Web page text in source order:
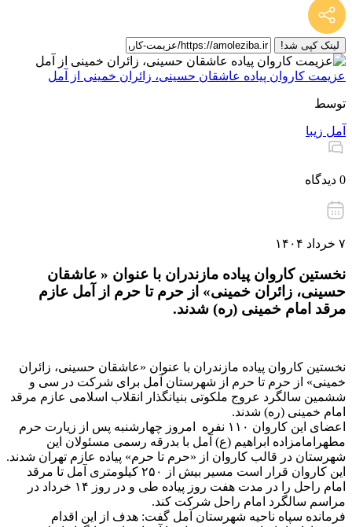
لینک کپی شد!
عزیمت کاروان پیاده عاشقان حسینی، زائران خمینی از آمل
توسط
آمل زیبا
0 دیدگاه
۷ خرداد ۱۴۰۴
نخستین کاروان پیاده مازندران با عنوان « عاشقان
حسینی، زائران خمینی» از حرم تا حرم از آمل عازم
مرقد امام خمینی (ره) شدند.
نخستین کاروان پیاده مازندران با عنوان «عاشقان حسینی، زائران
خمینی» از حرم تا حرم از شهرستان آمل برای شرکت در سی و
ششمین سالگرد عروج ملکوتی بنیانگذار انقلاب اسلامی عازم مرقد
امام خمینی (ره) شدند.
اعضای این کاروان ۱۱۰ نفره امروز چهارشنبه پس از زیارت حرم
مطهرامامزاده ابراهیم (ع) آمل با بدرقه رسمی مسئولان این
شهرستان در قالب کاروان از «حرم تا حرم» پیاده عازم تهران شدند.
این کاروان قرار است مسیر بیش از ۲۵۰ کیلومتری آمل تا مرقد
امام راحل را در مدت هفت روز پیاده طی و در روز ۱۴ خرداد در
مراسم سالگرد امام راحل شرکت کند.
فرمانده سپاه ناحیه شهرستان آمل گفت: هدف از این اقدام